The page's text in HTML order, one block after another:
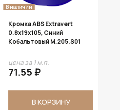
В наличии
Кромка ABS Extravert
0.8х19х105, Синий
Кобальтовый M.205.S01
цена за 1 м.п.
71.55 ₽
В КОРЗИНУ